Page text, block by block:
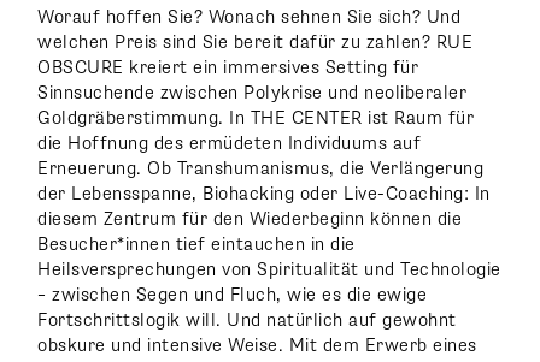
Worauf hoffen Sie? Wonach sehnen Sie sich? Und
welchen Preis sind Sie bereit dafür zu zahlen? RUE
OBSCURE kreiert ein immersives Setting für
Sinnsuchende zwischen Polykrise und neoliberaler
Goldgräberstimmung. In THE CENTER ist Raum für
die Hoffnung des ermüdeten Individuums auf
Erneuerung. Ob Transhumanismus, die Verlängerung
der Lebensspanne, Biohacking oder Live-Coaching: In
diesem Zentrum für den Wiederbeginn können die
Besucher*innen tief eintauchen in die
Heilsversprechungen von Spiritualität und Technologie
– zwischen Segen und Fluch, wie es die ewige
Fortschrittslogik will. Und natürlich auf gewohnt
obskure und intensive Weise. Mit dem Erwerb eines